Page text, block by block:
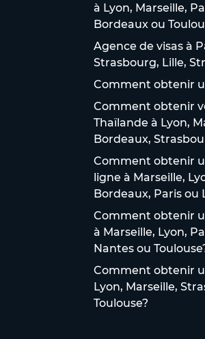
à Lyon, Marseille,
Bordeaux ou
Agence de visas à
Strasbourg, Lille,
Comment obtenir
Comment obtenir
Thaïlande à Lyon,
Bordeaux,
Comment obtenir
ligne à Marseille,
Bordeaux, Paris ou
Comment obtenir
à Marseille, Lyon,
Nantes ou
Comment obtenir
Lyon, Marseille,
Toulouse?